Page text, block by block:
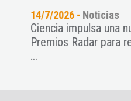
14/7/2026 - Noticias
Ciencia impulsa una
Premios Radar para
...